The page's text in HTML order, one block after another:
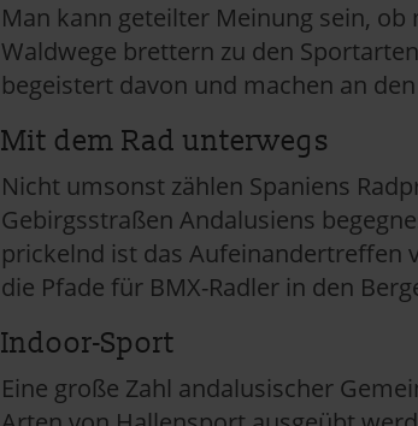
Man kann geteilter Meinung sein,
Waldwege brettern zu den
begeistert davon und machen an
Mit dem Rad unterwegs
Nicht umsonst zählen Spaniens
Gebirgsstraßen Andalusiens
prickelnd ist das Aufeinandertreffen
die Pfade für BMX-Radler in den
Indoor-Sport
Eine große Zahl andalusischer